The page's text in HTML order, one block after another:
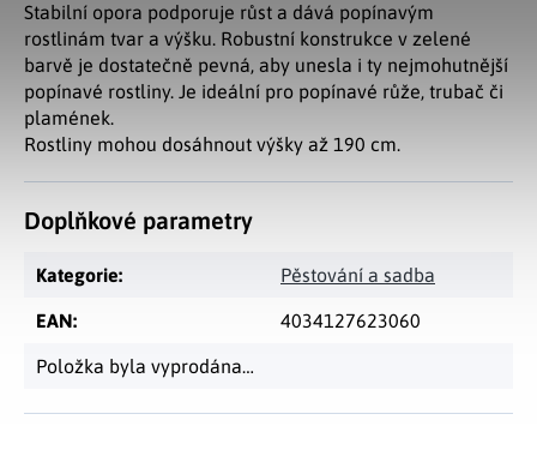
Stabilní opora podporuje růst a dává popínavým
rostlinám tvar a výšku. Robustní konstrukce v zelené
barvě je dostatečně pevná, aby unesla i ty nejmohutnější
popínavé rostliny. Je ideální pro popínavé růže, trubač či
plamének.
Rostliny mohou dosáhnout výšky až 190 cm.
Doplňkové parametry
Kategorie: Pěstování a sadba
EAN: 4034127623060
Položka byla vyprodána…